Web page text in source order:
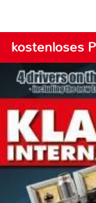
kostenloses